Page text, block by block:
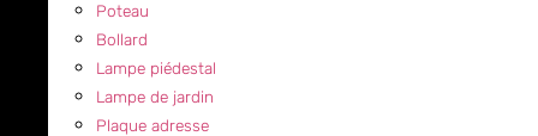
Poteau
Bollard
Lampe piédestal
Lampe de jardin
Plaque adresse